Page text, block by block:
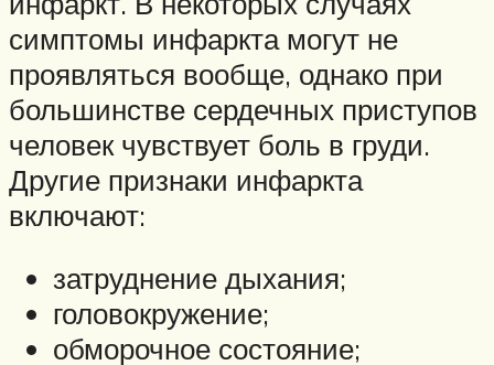
симптомы инфаркта могут не
проявляться вообще, однако при
большинстве сердечных приступов
человек чувствует боль в груди.
Другие признаки инфаркта
включают:
затруднение дыхания;
головокружение;
обморочное состояние;